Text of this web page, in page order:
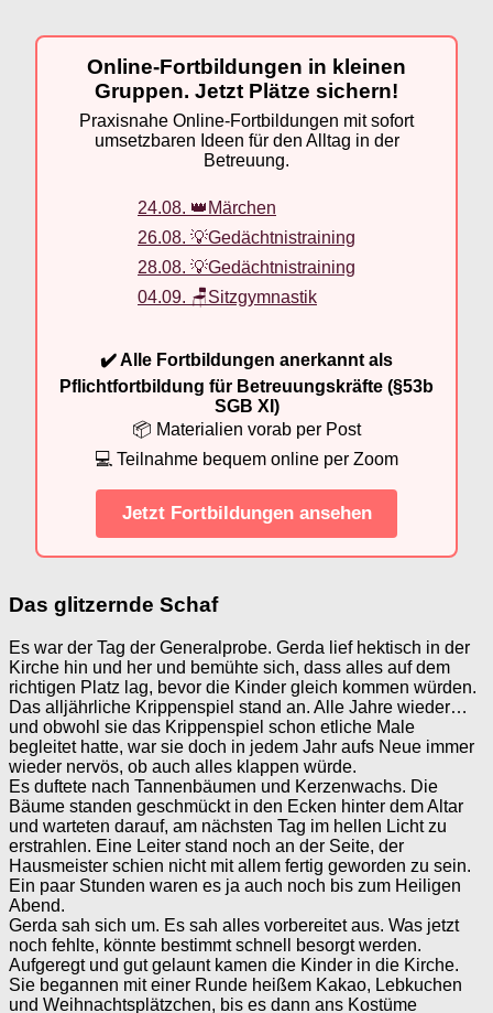
Online-Fortbildungen in kleinen
Gruppen. Jetzt Plätze sichern!
Praxisnahe Online-Fortbildungen mit sofort
umsetzbaren Ideen für den Alltag in der
Betreuung.
24.08. 👑Märchen
26.08. 💡Gedächtnistraining
28.08. 💡Gedächtnistraining
04.09. 🪑Sitzgymnastik
✔️ Alle Fortbildungen anerkannt als
Pflichtfortbildung für Betreuungskräfte (§53b
SGB XI)
📦 Materialien vorab per Post
💻 Teilnahme bequem online per Zoom
Jetzt Fortbildungen ansehen
Das glitzernde Schaf
Es war der Tag der Generalprobe. Gerda lief hektisch in der
Kirche hin und her und bemühte sich, dass alles auf dem
richtigen Platz lag, bevor die Kinder gleich kommen würden.
Das alljährliche Krippenspiel stand an. Alle Jahre wieder…
und obwohl sie das Krippenspiel schon etliche Male
begleitet hatte, war sie doch in jedem Jahr aufs Neue immer
wieder nervös, ob auch alles klappen würde.
Es duftete nach Tannenbäumen und Kerzenwachs. Die
Bäume standen geschmückt in den Ecken hinter dem Altar
und warteten darauf, am nächsten Tag im hellen Licht zu
erstrahlen. Eine Leiter stand noch an der Seite, der
Hausmeister schien nicht mit allem fertig geworden zu sein.
Ein paar Stunden waren es ja auch noch bis zum Heiligen
Abend.
Gerda sah sich um. Es sah alles vorbereitet aus. Was jetzt
noch fehlte, könnte bestimmt schnell besorgt werden.
Aufgeregt und gut gelaunt kamen die Kinder in die Kirche.
Sie begannen mit einer Runde heißem Kakao, Lebkuchen
und Weihnachtsplätzchen, bis es dann ans Kostüme